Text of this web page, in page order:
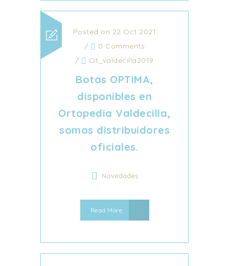
Posted on 22 Oct 2021
/
0 Comments
/
Ot_valdecilla2019
Botas OPTIMA,
disponibles en
Ortopedia Valdecilla,
somos distribuidores
oficiales.
Novedades
Read More